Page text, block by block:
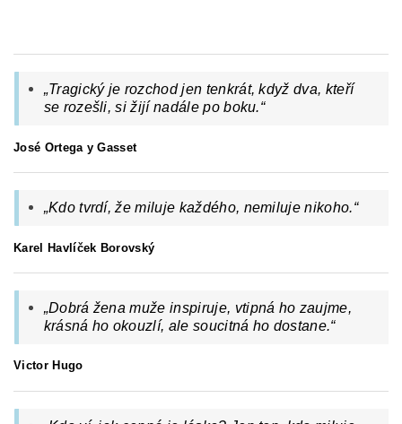
„Tragický je rozchod jen tenkrát, když dva, kteří
se rozešli, si žijí nadále po boku.“
José Ortega y Gasset
„Kdo tvrdí, že miluje každého, nemiluje nikoho.“
Karel Havlíček Borovský
„Dobrá žena muže inspiruje, vtipná ho zaujme,
krásná ho okouzlí, ale soucitná ho dostane.“
Victor Hugo